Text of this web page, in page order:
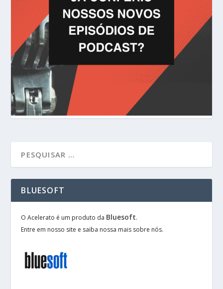
BLUESOFT
O Acelerato é um produto da Bluesoft.
Entre em nosso site e saiba nossa mais sobre nós.